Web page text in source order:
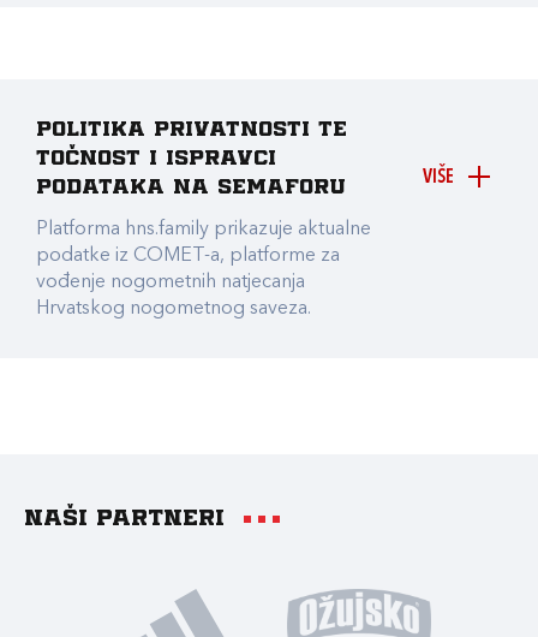
VIŠE
Politika privatnosti te
točnost i ispravci
podataka na Semaforu
Platforma hns.family prikazuje aktualne
podatke iz COMET-a, platforme za
vođenje nogometnih natjecanja
Hrvatskog nogometnog saveza.
Naši partneri